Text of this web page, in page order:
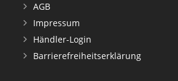
AGB
Impressum
Händler-Login
Barrierefreiheitserklärung